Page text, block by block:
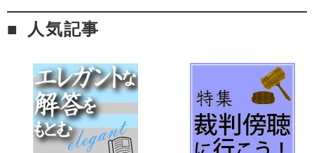
人気記事